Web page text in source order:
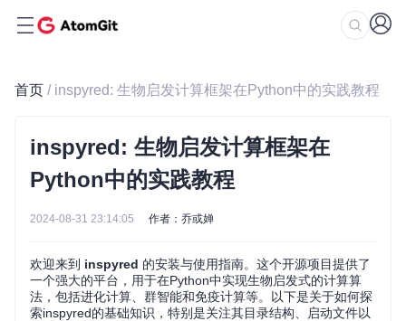
首页 / inspyred: 生物启发计算框架在Python中的实践教程
inspyred: 生物启发计算框架在
Python中的实践教程
2024-08-31 23:14:05 作者：乔或婵
欢迎来到 inspyred 的安装与使用指南。这个开源项目提供了
一个强大的平台，用于在Python中实现生物启发式的计算算
法，包括进化计算、群智能和免疫计算等。以下是关于如何探
索inspyred的基础知识，特别是关注其目录结构、启动文件以